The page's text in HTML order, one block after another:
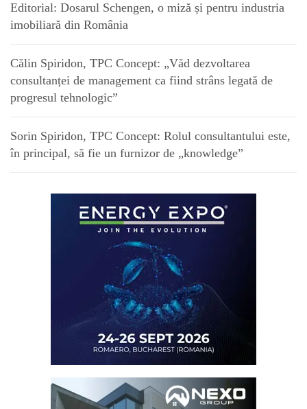
Editorial: Dosarul Schengen, o miză și pentru industria
imobiliară din România
Călin Spiridon, TPC Concept: „Văd dezvoltarea
consultanței de management ca fiind strâns legată de
progresul tehnologic”
Sorin Spiridon, TPC Concept: Rolul consultantului este,
în principal, să fie un furnizor de „knowledge”